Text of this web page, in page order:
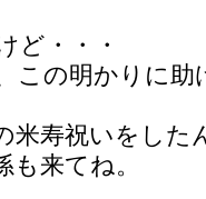
ど・・・
この明かりに助
米寿祝いをした
来てね。